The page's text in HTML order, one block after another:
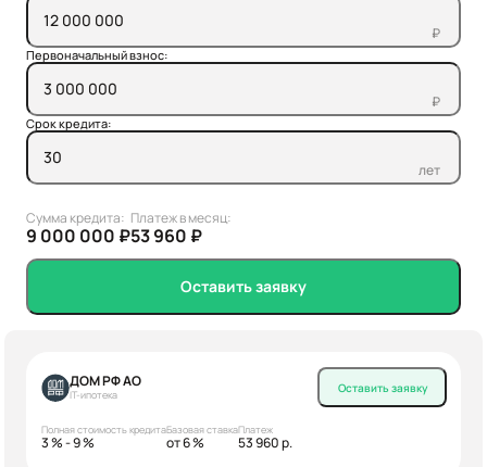
₽
Первоначальный взнос:
₽
Срок кредита:
лет
Сумма кредита:
9 000 000 ₽
Платеж в месяц:
53 960 ₽
Оставить заявку
ДОМ РФ АО
IT-ипотека
Полная стоимость кредита
3 % - 9 %
Базовая ставка
от 6 %
Платеж
53 960 р.
Оставить заявку